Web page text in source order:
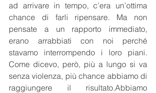
ad arrivare in tempo, c’era un’ottima
chance di farli ripensare. Ma non
pensate a un rapporto immediato,
erano arrabbiati con noi perché
stavamo interrompendo i loro piani.
Come dicevo, però, più a lungo si va
senza violenza, più chance abbiamo di
raggiungere il risultato.Abbiamo